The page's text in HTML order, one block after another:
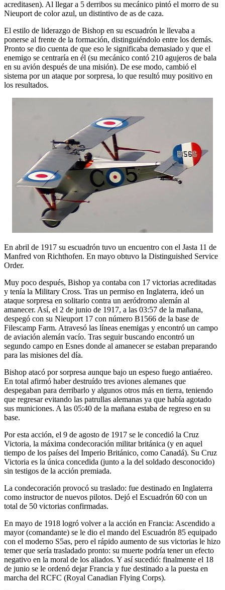
acreditasen). Al llegar a 5 derribos su mecánico pintó el morro de su
Nieuport de color azul, un distintivo de as de caza.
El estilo de liderazgo de Bishop en su escuadrón le llevaba a
ponerse al frente de la formación, distinguiéndolo entre los demás.
Pronto se dio cuenta de que eso le significaba demasiado y que el
enemigo se centraría en él (su mecánico contó 210 agujeros de bala
en su avión después de una misión). De ese modo, cambió el
sistema por un ataque por sorpresa, lo que resultó muy positivo en
los resultados.
En abril de 1917 su escuadrón tuvo un encuentro con el Jasta 11 de
Manfred von Richthofen. En mayo obtuvo la Distinguished Service
Order.
Muy poco después, Bishop ya contaba con 17 victorias acreditadas
y tenía la Military Cross. Tras un permiso en Inglaterra, ideó un
ataque sorpresa en solitario contra un aeródromo alemán al
amanecer. Así, el 2 de junio de 1917, a las 03:57 de la mañana,
despegó con su Nieuport 17 con número B1566 de la base de
Filescamp Farm. Atravesó las líneas enemigas y encontró un campo
de aviación alemán vacío. Tras seguir buscando encontró un
segundo campo en Esnes donde al amanecer se estaban preparando
para las misiones del día.
Bishop atacó por sorpresa aunque bajo un espeso fuego antiaéreo.
En total afirmó haber destruído tres aviones alemanes que
despegaban para derribarlo y algunos otros más en tierra, teniendo
que regresar evitando las patrullas alemanas ya que había agotado
sus municiones. A las 05:40 de la mañana estaba de regreso en su
base.
Por esta acción, el 9 de agosto de 1917 se le concedió la Cruz
Victoria, la máxima condecoración militar británica (y en aquel
tiempo de los países del Imperio Británico, como Canadá). Su Cruz
Victoria es la única concedida (junto a la del soldado desconocido)
sin testigos de la acción premiada.
La condecoración provocó su traslado: fue destinado en Inglaterra
como instructor de nuevos pilotos. Dejó el Escuadrón 60 con un
total de 50 victorias confirmadas.
En mayo de 1918 logró volver a la acción en Francia: Ascendido a
mayor (comandante) se le dio el mando del Escuadrón 85 equipado
con el moderno S5as, pero el rápido aumento de sus victorias le hizo
temer que sería trasladado pronto: su muerte podría tener un efecto
negativo en la moral de los aliados. Y así sucedió: finalmente el 18
de junio se le ordenó dejar Francia y fue destinado a la puesta en
marcha del RCFC (Royal Canadian Flying Corps).